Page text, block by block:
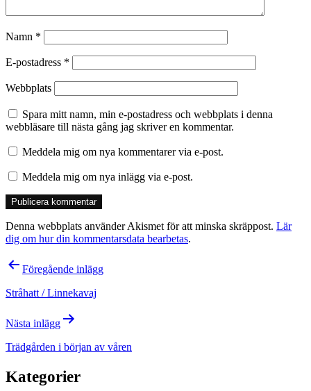
Namn *
E-postadress *
Webbplats
Spara mitt namn, min e-postadress och webbplats i denna
webbläsare till nästa gång jag skriver en kommentar.
Meddela mig om nya kommentarer via e-post.
Meddela mig om nya inlägg via e-post.
Denna webbplats använder Akismet för att minska skräppost. Lär
dig om hur din kommentarsdata bearbetas.
Inläggsnavigering
Föregående inlägg
Stråhatt / Linnekavaj
Nästa inlägg
Trädgården i början av våren
Kategorier